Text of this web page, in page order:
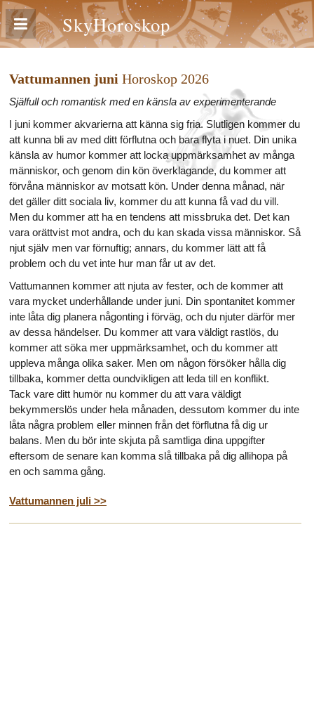
SkyHoroskop
Vattumannen juni Horoskop 2026
Själfull och romantisk med en känsla av experimenterande
I juni kommer akvarierna att känna sig fria. Slutligen kommer du
att kunna bli av med ditt förflutna och bara flyta i nuet. Din unika
känsla av humor kommer att locka uppmärksamhet av många
människor, och genom din kön överklagande, du kommer att
förvåna människor av motsatt kön. Under denna månad, när
det gäller ditt sociala liv, kommer du att kunna få vad du vill.
Men du kommer att ha en tendens att missbruka det. Det kan
vara orättvist mot andra, och du kan skada vissa människor. Så
njut själv men var förnuftig; annars, du kommer lätt att få
problem och du vet inte hur man får ut av det.
Vattumannen kommer att njuta av fester, och de kommer att
vara mycket underhållande under juni. Din spontanitet kommer
inte låta dig planera någonting i förväg, och du njuter därför mer
av dessa händelser. Du kommer att vara väldigt rastlös, du
kommer att söka mer uppmärksamhet, och du kommer att
uppleva många olika saker. Men om någon försöker hålla dig
tillbaka, kommer detta oundvikligen att leda till en konflikt.
Tack vare ditt humör nu kommer du att vara väldigt
bekymmerslös under hela månaden, dessutom kommer du inte
låta några problem eller minnen från det förflutna få dig ur
balans. Men du bör inte skjuta på samtliga dina uppgifter
eftersom de senare kan komma slå tillbaka på dig allihopa på
en och samma gång.
Vattumannen juli >>